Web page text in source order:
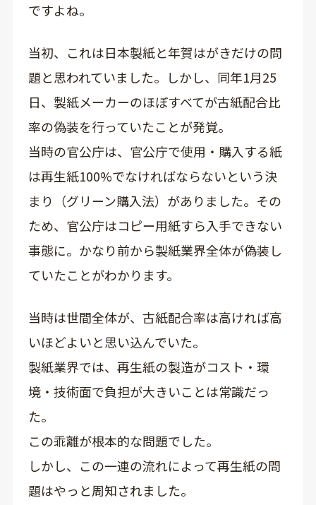
ですよね。
当初、これは日本製紙と年賀はがきだけの問
題と思われていました。しかし、同年1月25
日、製紙メーカーのほぼすべてが古紙配合比
率の偽装を行っていたことが発覚。
当時の官公庁は、官公庁で使用・購入する紙
は再生紙100%でなければならないという決
まり（グリーン購入法）がありました。その
ため、官公庁はコピー用紙すら入手できない
事態に。かなり前から製紙業界全体が偽装し
ていたことがわかります。
当時は世間全体が、古紙配合率は高ければ高
いほどよいと思い込んでいた。
製紙業界では、再生紙の製造がコスト・環
境・技術面で負担が大きいことは常識だっ
た。
この乖離が根本的な問題でした。
しかし、この一連の流れによって再生紙の問
題はやっと周知されました。